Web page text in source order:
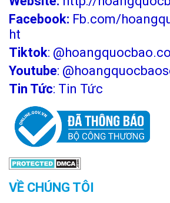
Facebook: Fb.com/
ht
Tiktok:
Youtube:
Tin Tức: Tin Tức
VỀ CHÚNG TÔI